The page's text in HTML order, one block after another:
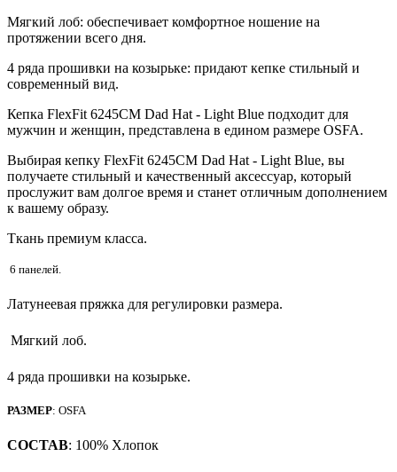
Мягкий лоб: обеспечивает комфортное ношение на
протяжении всего дня.
4 ряда прошивки на козырьке: придают кепке стильный и
современный вид.
Кепка FlexFit 6245CM Dad Hat - Light Blue подходит для
мужчин и женщин, представлена в едином размере OSFA.
Выбирая кепку FlexFit 6245CM Dad Hat - Light Blue, вы
получаете стильный и качественный аксессуар, который
прослужит вам долгое время и станет отличным дополнением
к вашему образу.
Ткань премиум класса.
6 панелей.
Латунеевая пряжка для регулировки размера.
Мягкий лоб.
4 ряда прошивки на козырьке.
РАЗМЕР: OSFA
СОСТАВ: 100% Хлопок